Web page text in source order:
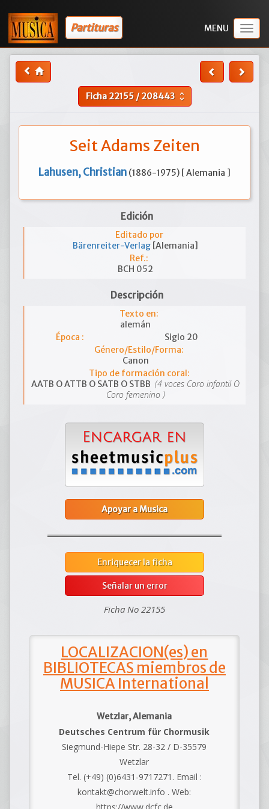
Partituras
Ficha22155/208443 unfold_more
Seit Adams Zeiten
Lahusen, Christian (1886-1975) [ Alemania ]
Edición
Editado por
Bärenreiter-Verlag [Alemania]
Ref.:
BCH 052
Descripción
Texto en:
alemán
Época :
Siglo 20
Género/Estilo/Forma:
Canon
Tipo de formación coral:
AATB O ATTB O SATB O STBB (4 voces Coro infantil O
Coro femenino )
Apoyar a Musica
Enriquecer la ficha
Señalar un error
Ficha No 22155
LOCALIZACION(es) en
BIBLIOTECAS miembros de
MUSICA International
Wetzlar, Alemania
Deutsches Centrum für Chormusik
Siegmund-Hiepe Str. 28-32 / D-35579
Wetzlar
Tel. (+49) (0)6431-9717271. Email :
kontakt@chorwelt.info . Web: